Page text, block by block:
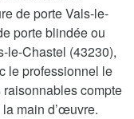
de porte Vals-le-
porte blindée ou
le-Chastel (43230),
le professionnel le
compte
main d’œuvre.